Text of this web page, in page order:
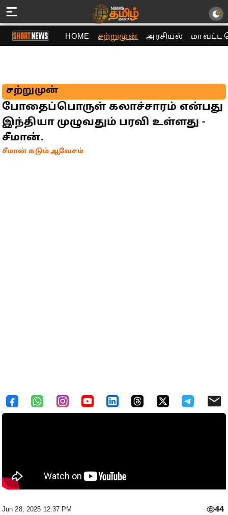
HOME சற்றுமுன் அரசியல் மாவட்ட
சற்றுமுன்
போதைப்பொருள் கலாச்சாரம் என்பது
இந்தியா முழுவதும் பரவி உள்ளது -
சீமான்.
சீமான் கடும் ஆவேசம்
Jun 28, 2025 12:37 PM 44